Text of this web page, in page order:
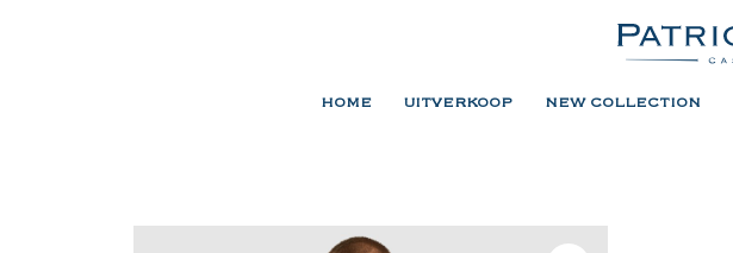
HOME UITVERKOOP NEW COLLECTION